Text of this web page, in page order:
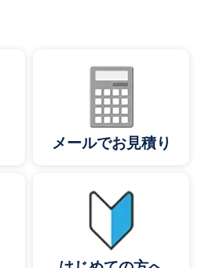
メールでお見積り